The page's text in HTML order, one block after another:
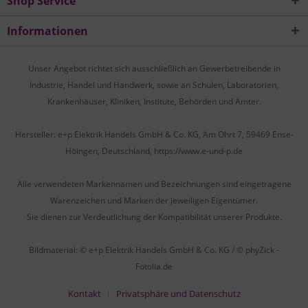
Informationen
Unser Angebot richtet sich ausschließlich an Gewerbetreibende in
Industrie, Handel und Handwerk, sowie an Schulen, Laboratorien,
Krankenhäuser, Kliniken, Institute, Behörden und Ämter.
Hersteller: e+p Elektrik Handels GmbH & Co. KG, Am Ohrt 7, 59469 Ense-
Höingen, Deutschland, https://www.e-und-p.de
Alle verwendeten Markennamen und Bezeichnungen sind eingetragene
Warenzeichen und Marken der jeweiligen Eigentümer.
Sie dienen zur Verdeutlichung der Kompatibilität unserer Produkte.
Bildmaterial: © e+p Elektrik Handels GmbH & Co. KG / © phyZick -
Fotolia.de
Kontakt
Privatsphäre und Datenschutz